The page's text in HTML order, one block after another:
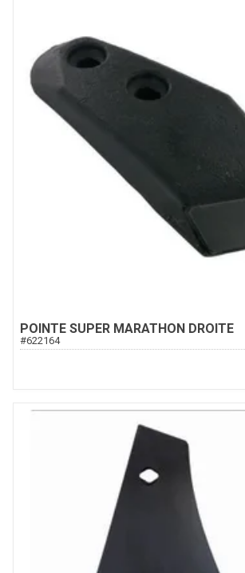
POINTE SUPER MARATHON DROITE
#622164